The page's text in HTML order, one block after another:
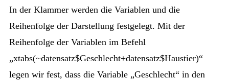
In der Klammer werden die Variablen und die
Reihenfolge der Darstellung festgelegt. Mit der
Reihenfolge der Variablen im Befehl
„xtabs(~datensatz$Geschlecht+datensatz$Haustier)“
legen wir fest, dass die Variable „Geschlecht“ in den